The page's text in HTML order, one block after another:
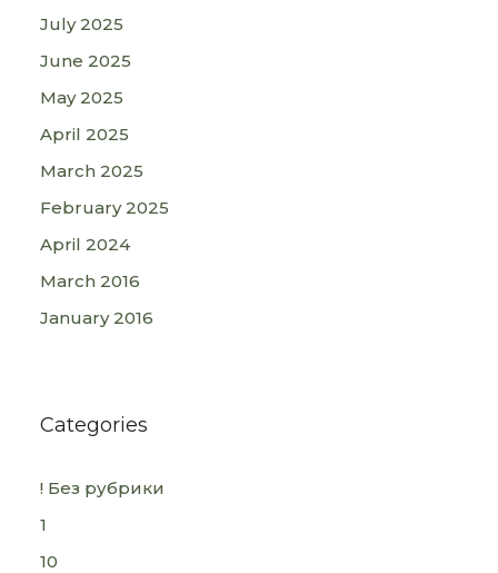
July 2025
June 2025
May 2025
April 2025
March 2025
February 2025
April 2024
March 2016
January 2016
Categories
! Без рубрики
1
10